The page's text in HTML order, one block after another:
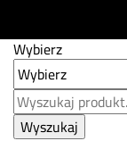
Wybierz
Wyszukaj